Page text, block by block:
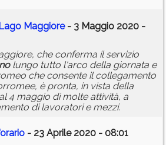
Maggiore- 3 Maggio 2020 -
che conferma il servizio
lungo tutto l'arco della giornata e
che consente il collegamento
è pronta, in vista della
4 maggio di molte attività, a
di lavoratori e mezzi.
- 23 Aprile 2020 - 08:01